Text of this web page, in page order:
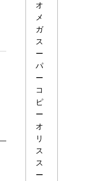
オ
メ
ガ
ス
ー
パ
ー
コ
ピ
ー
オ
リ
ス
ス
ー